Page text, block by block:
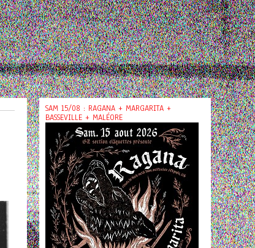
SAM 15/08 : RAGANA + MARGARITA +
BASSEVILLE + MALÉORE